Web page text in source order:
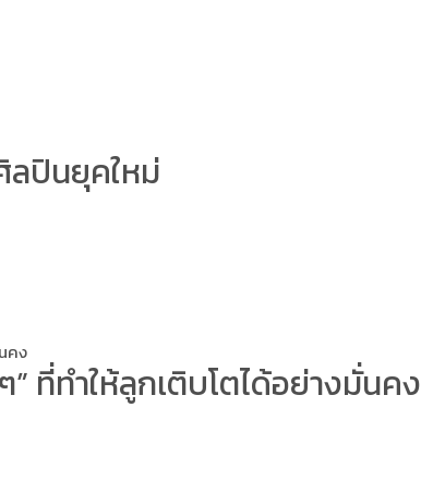
ลปินยุคใหม่
คง
ที่ทำให้ลูกเติบโตได้อย่างมั่นคง